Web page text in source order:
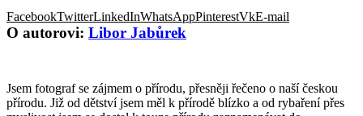
FacebookTwitterLinkedInWhatsAppPinterestVkE-mail
O autorovi: Libor Jabůrek
Jsem fotograf se zájmem o přírodu, přesněji řečeno o naší českou
přírodu. Již od dětství jsem měl k přírodě blízko a od rybaření přes